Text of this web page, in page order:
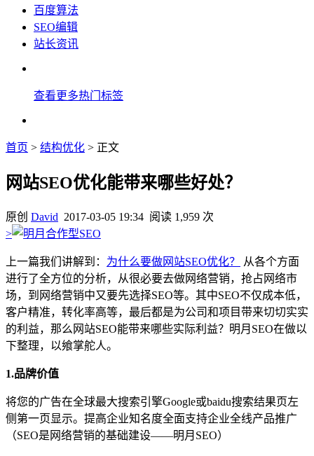
百度算法
SEO编辑
站长资讯
查看更多热门标签
首页 > 结构优化 > 正文
网站SEO优化能带来哪些好处？
原创 David 2017-03-05 19:34 阅读 1,959 次
>
上一篇我们讲解到： 为什么要做网站SEO优化？
从各个方面
进行了全方位的分析，从很必要去做网络营销，抢占网络市
场，到网络营销中又要先选择SEO等。其中SEO不仅成本低，
客户精准，转化率高等，最后都是为公司和项目带来切切实实
的利益，那么网站SEO能带来哪些实际利益？明月SEO在做以
下整理，以飨掌舵人。
1.品牌价值
将您的广告在全球最大搜索引擎Google或baidu搜索结果页左
侧第一页显示。提高企业知名度全面支持企业全线产品推广
（SEO是网络营销的基础建设——明月SEO）